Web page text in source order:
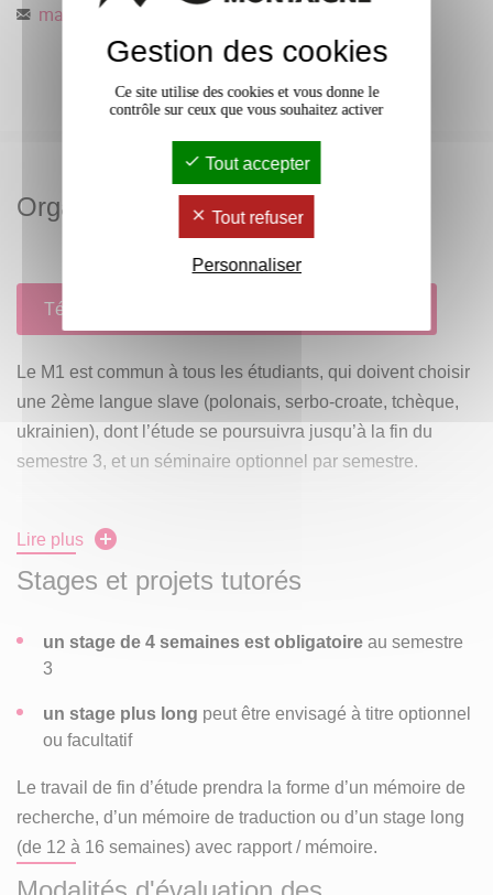
master-langues-slave
Organisation
Télécharger le guide de l'étudiant (format PDF)
Le M1 est commun à tous les étudiants, qui doivent choisir
une 2ème langue slave (polonais, serbo-croate, tchèque,
ukrainien), dont l’étude se poursuivra jusqu’à la fin du
semestre 3, et un séminaire optionnel par semestre.
Option 3 – Didactique des langues et e-learning
commun disciplinaire, des compétences transversales
méthodologie du projet) et des activités orientées vers le
monde professionnel (aide à la recherche de stage, mise
en situation professionnelle).
Lire plus
Stages et projets tutorés
un stage de 4 semaines est obligatoire au semestre
3
un stage plus long peut être envisagé à titre optionnel
ou facultatif
Le travail de fin d’étude prendra la forme d’un mémoire de
recherche, d’un mémoire de traduction ou d’un stage long
(de 12 à 16 semaines) avec rapport / mémoire.
Gestion des cookies
Ce site utilise des cookies et vous donne le
contrôle sur ceux que vous souhaitez activer
Tout accepter
Tout refuser
Personnaliser